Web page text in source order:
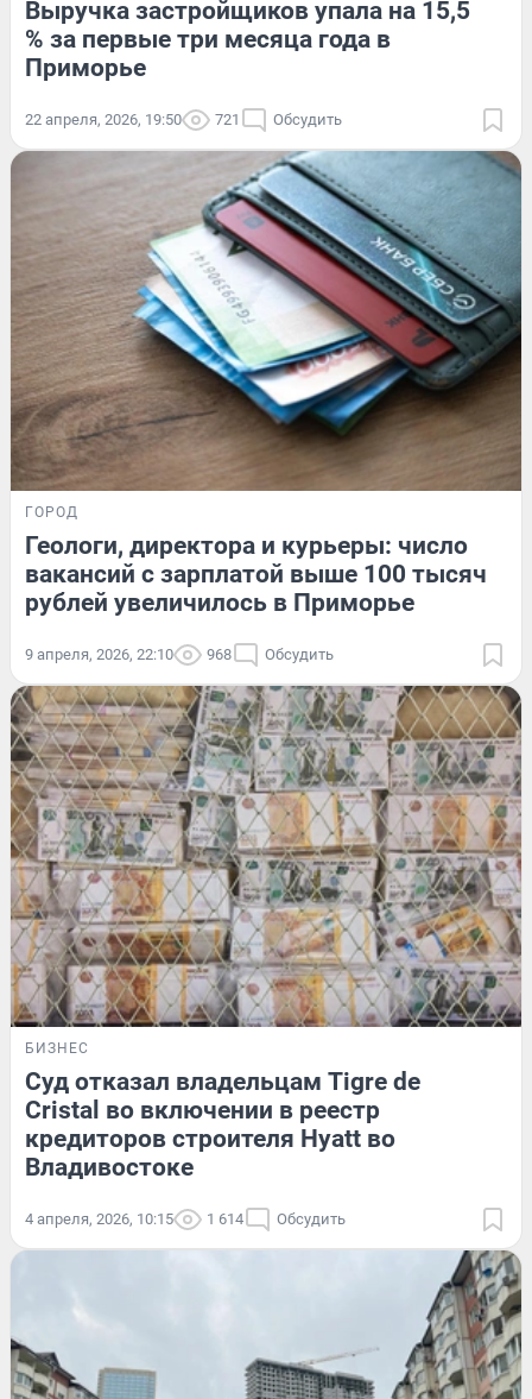
Выручка застройщиков упала на 15,5
% за первые три месяца года в
Приморье
22 апреля, 2026, 19:50 721 Обсудить
ГОРОД
Геологи, директора и курьеры: число
вакансий с зарплатой выше 100 тысяч
рублей увеличилось в Приморье
9 апреля, 2026, 22:10 968 Обсудить
БИЗНЕС
Суд отказал владельцам Tigre de
Cristal во включении в реестр
кредиторов строителя Hyatt во
Владивостоке
4 апреля, 2026, 10:15 1 614 Обсудить